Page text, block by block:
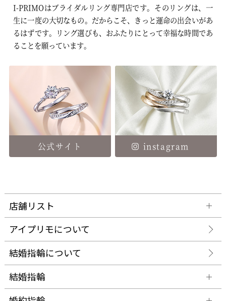
公式サイト instagram
I-PRIMOはブライダルリング専門店です。そのリングは、一
生に一度の大切なもの。 だからこそ、きっと運命の出会いがあ
るはずです。 リング選びも、おふたりにとって幸福な時間であ
ることを願っています。
店舗リスト
アイプリモについて
結婚指輪について
結婚指輪